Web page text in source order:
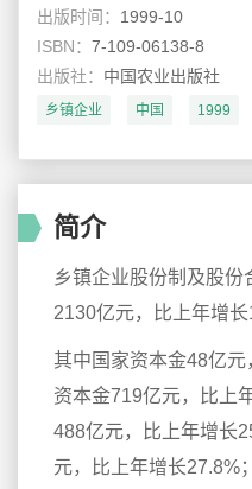
出版时间： 1999-10
ISBN： 7-109-06138-8
出版社： 中国农业出版社
乡镇企业 中国 1999
简介
乡镇企业股份制及股
2130亿元，比上年增长
其中国家资本金48亿
资本金719亿元，比上
488亿元，比上年增长
元，比上年增长27.8%